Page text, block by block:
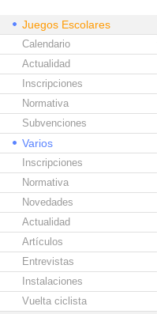
Juegos Escolares
Calendario
Actualidad
Inscripciones
Normativa
Subvenciones
Varios
Inscripciones
Normativa
Novedades
Actualidad
Artículos
Entrevistas
Instalaciones
Vuelta ciclista